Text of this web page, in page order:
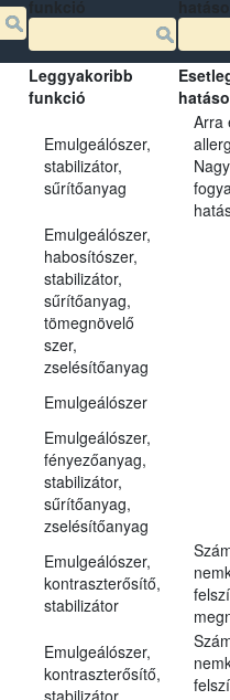
Leggyakoribb
funkció
Emulgeálószer,
stabilizátor,
sűrítőanyag
Arra
Emulgeálószer,
habosítószer,
stabilizátor,
sűrítőanyag,
tömegnövelő
szer,
zselésítőanyag
Emulgeálószer
Emulgeálószer,
fényezőanyag,
stabilizátor,
sűrítőanyag,
zselésítőanyag
Emulgeálószer,
kontraszterősítő,
stabilizátor
Emulgeálószer,
kontraszterősítő,
stabilizátor